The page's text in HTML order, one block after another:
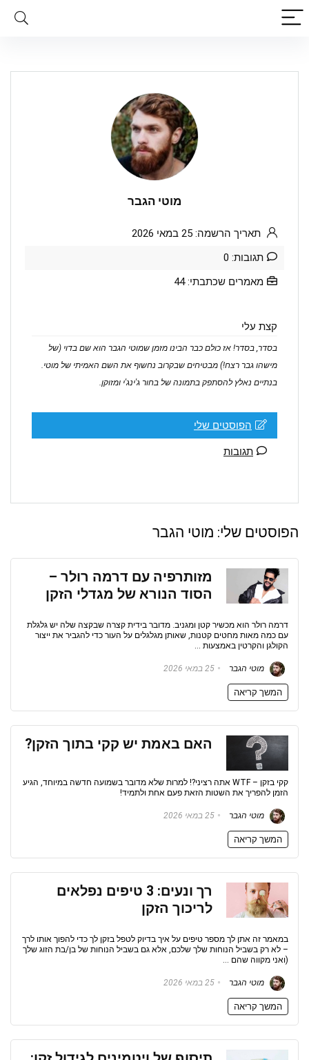
מוטי הגבר
תאריך הרשמה: 25 במאי 2026
תגובות: 0
מאמרים שכתבתי: 44
קצת עלי
בסדר, בסדר! אז כולם כבר הבינו מזמן שמוטי הגבר הוא שם בדוי (של
מישהו גבר רצח!) מבטיחים שבקרוב נחשוף את השם האמיתי של מוטי.
בנתיים נאלץ להסתפק בתמונה של בחור ג'ינג'י ומזוקן.
הפוסטים שלי
תגובות
הפוסטים שלי: מוטי הגבר
מזותרפיה עם דרמה רולר –
הסוד הנורא של מגדלי הזקן
דרמה רולר הוא מכשיר קטן ומגניב. מדובר בידית קצרה שבקצה שלה יש גלגלת
עם כמה מאות מחטים קטנות, שאותן מגלגלים על העור כדי להגביר את ייצור
הקולגן והקרטין באמצעות ...
מוטי הגבר 25 במאי 2026
המשך קריאה
האם באמת יש קקי בתוך הזקן?
קקי בזקן – WTF אתה רציני?! למרות שלא מדובר בשמועה חדשה במיוחד, הגיע
הזמן להפריך את השטות הזאת פעם אחת ולתמיד!
מוטי הגבר 25 במאי 2026
המשך קריאה
רך ונעים: 3 טיפים נפלאים
לריכוך הזקן
במאמר זה אתן לך מספר טיפים על איך בדיוק לטפל בזקן לך כדי להפוך אותו לרך
– לא רק בשביל הנוחות שלך שלכם, אלא גם בשביל הנוחות של בן/בת הזוג שלך
(ואני מקווה שהם ...
מוטי הגבר 25 במאי 2026
המשך קריאה